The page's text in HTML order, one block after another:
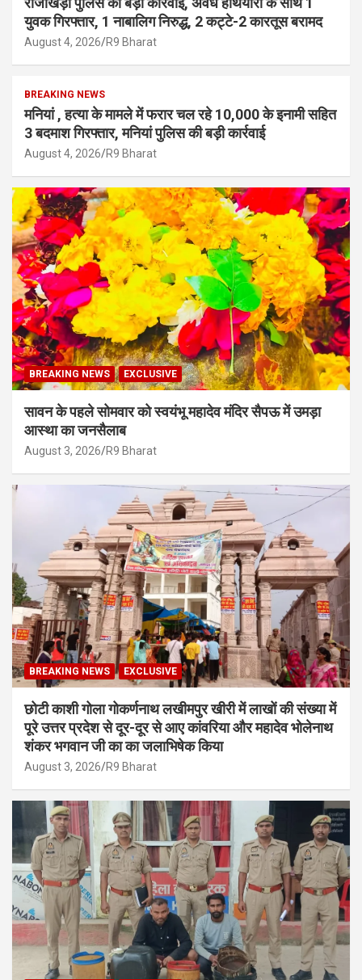
युवक गिरफ्तार, 1 नाबालिग निरुद्ध, 2 कट्टे-2 कारतूस बरामद
August 4, 2026 R9 Bharat
BREAKING NEWS
मनियां , हत्या के मामले में फरार चल रहे 10,000 के इनामी सहित
3 बदमाश गिरफ्तार, मनियां पुलिस की बड़ी कार्रवाई
August 4, 2026 R9 Bharat
BREAKING NEWS EXCLUSIVE
सावन के पहले सोमवार को स्वयंभू महादेव मंदिर सैपऊ में उमड़ा
आस्था का जनसैलाब
August 3, 2026 R9 Bharat
BREAKING NEWS EXCLUSIVE
छोटी काशी गोला गोकर्णनाथ लखीमपुर खीरी में लाखों की संख्या में
पूरे उत्तर प्रदेश से दूर-दूर से आए कांवरिया और महादेव भोलेनाथ
शंकर भगवान जी का का जलाभिषेक किया
August 3, 2026 R9 Bharat